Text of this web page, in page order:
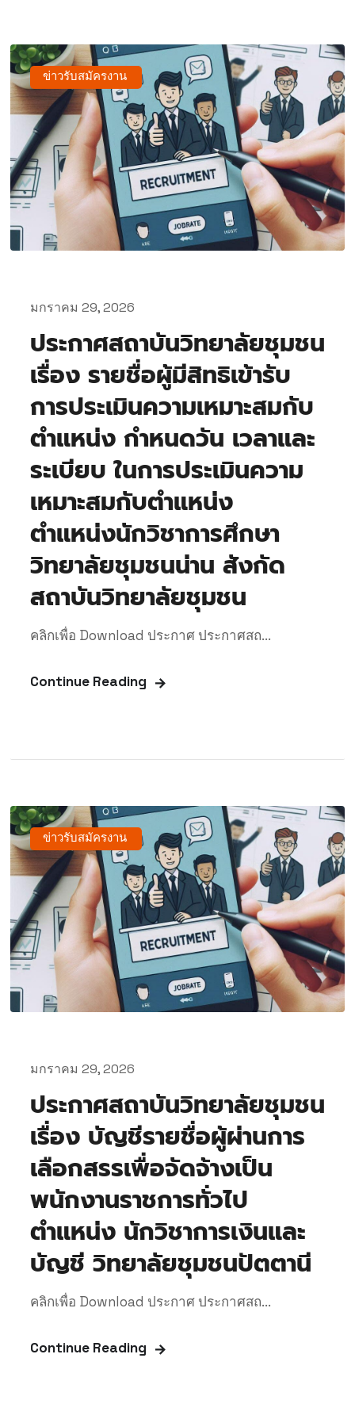
ข่าวรับสมัครงาน
มกราคม 29, 2026
ประกาศสถาบันวิทยาลัยชุมชน
เรื่อง รายชื่อผู้มีสิทธิเข้ารับ
การประเมินความเหมาะสมกับ
ตำแหน่ง กำหนดวัน เวลาและ
ระเบียบ ในการประเมินความ
เหมาะสมกับตำแหน่ง
ตำแหน่งนักวิชาการศึกษา
วิทยาลัยชุมชนน่าน สังกัด
สถาบันวิทยาลัยชุมชน
คลิกเพื่อ Download ประกาศ ประกาศสถ...
Continue Reading
ข่าวรับสมัครงาน
มกราคม 29, 2026
ประกาศสถาบันวิทยาลัยชุมชน
เรื่อง บัญชีรายชื่อผู้ผ่านการ
เลือกสรรเพื่อจัดจ้างเป็น
พนักงานราชการทั่วไป
ตำแหน่ง นักวิชาการเงินและ
บัญชี วิทยาลัยชุมชนปัตตานี
คลิกเพื่อ Download ประกาศ ประกาศสถ...
Continue Reading